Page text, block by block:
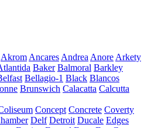
Akrom Ancares Andrea Anore Arkety
Baker Balmoral Barkley
Bellagio-1 Black Blancos
Brunswich Calacatta Calcutta
Concept Concrete Coverty
Delf Detroit Ducale Edges